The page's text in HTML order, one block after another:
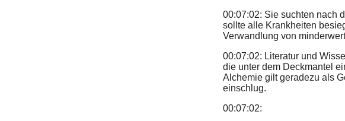
00:07:02: Sie suchten nach
sollte alle Krankheiten
Verwandlung von
00:07:02: Literatur und
die unter dem Deckmantel
Alchemie gilt geradezu als
einschlug.
00:07:02: